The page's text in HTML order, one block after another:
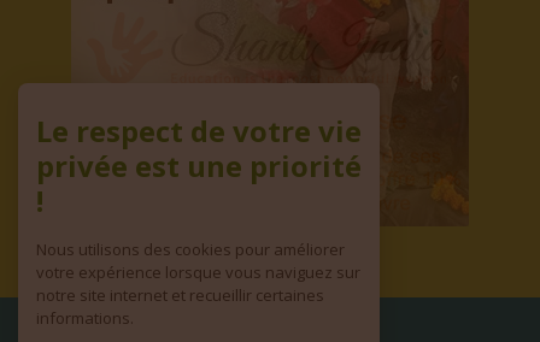
Le respect de votre vie
privée est une priorité
!
Nous utilisons des cookies pour améliorer
votre expérience lorsque vous naviguez sur
notre site internet et recueillir certaines
informations.